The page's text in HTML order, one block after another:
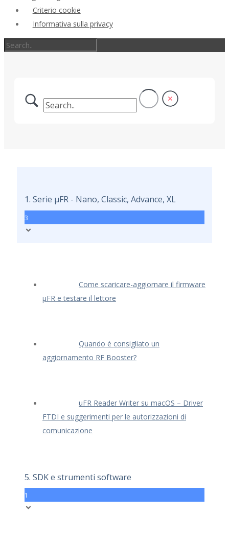
Criterio cookie
Informativa sulla privacy
1. Serie μFR - Nano, Classic, Advance, XL
3
Come scaricare-aggiornare il firmware
μFR e testare il lettore
Quando è consigliato un
aggiornamento RF Booster?
uFR Reader Writer su macOS – Driver
FTDI e suggerimenti per le autorizzazioni di
comunicazione
5. SDK e strumenti software
1